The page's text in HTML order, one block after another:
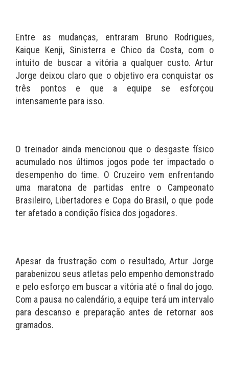
Entre as mudanças, entraram Bruno Rodrigues,
Kaique Kenji, Sinisterra e Chico da Costa, com o
intuito de buscar a vitória a qualquer custo. Artur
Jorge deixou claro que o objetivo era conquistar os
três pontos e que a equipe se esforçou
intensamente para isso.
O treinador ainda mencionou que o desgaste físico
acumulado nos últimos jogos pode ter impactado o
desempenho do time. O Cruzeiro vem enfrentando
uma maratona de partidas entre o Campeonato
Brasileiro, Libertadores e Copa do Brasil, o que pode
ter afetado a condição física dos jogadores.
Apesar da frustração com o resultado, Artur Jorge
parabenizou seus atletas pelo empenho demonstrado
e pelo esforço em buscar a vitória até o final do jogo.
Com a pausa no calendário, a equipe terá um intervalo
para descanso e preparação antes de retornar aos
gramados.